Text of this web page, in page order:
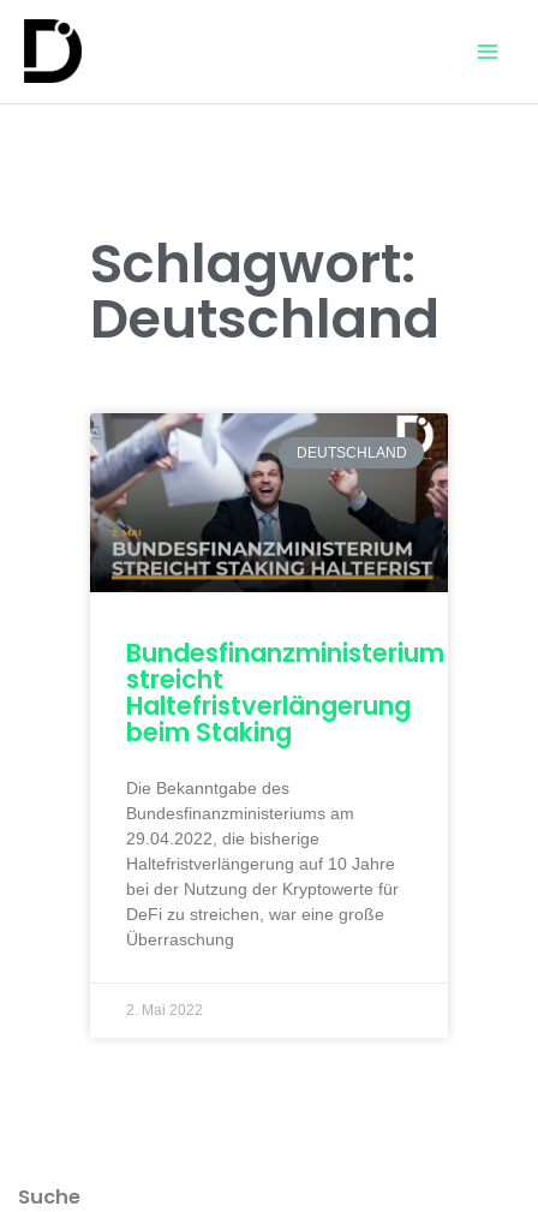
Schlagwort:
Deutschland
DEUTSCHLAND
Bundesfinanzministerium
streicht
Haltefristverlängerung
beim Staking
Die Bekanntgabe des
Bundesfinanzministeriums am
29.04.2022, die bisherige
Haltefristverlängerung auf 10 Jahre
bei der Nutzung der Kryptowerte für
DeFi zu streichen, war eine große
Überraschung
2. Mai 2022
Suche